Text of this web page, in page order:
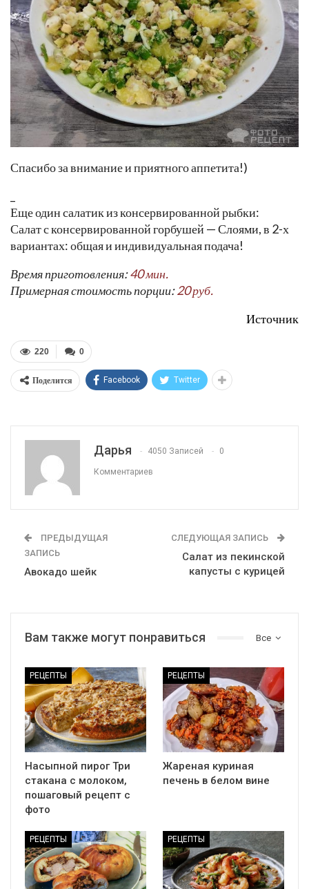
Спасибо за внимание и приятного аппетита!)
Еще один салатик из консервированной рыбки:
Салат с консервированной горбушей — Слоями, в 2-х
вариантах: общая и индивидуальная подача!
Время приготовления:40 мин.
Примерная стоимость порции:20 руб.
Источник
0
220
Поделится Facebook Twitter
Дарья 4050 Записей 0
Комментариев
ПРЕДЫДУЩАЯ
ЗАПИСЬ
Авокадо шейк
СЛЕДУЮЩАЯ ЗАПИСЬ
Салат из пекинской
капусты с курицей
Все
Вам также могут понравиться
РЕЦЕПТЫ
Насыпной пирог Три
стакана с молоком,
пошаговый рецепт с
фото
РЕЦЕПТЫ
Жареная куриная
печень в белом вине
РЕЦЕПТЫ РЕЦЕПТЫ